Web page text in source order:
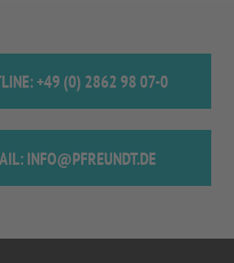
+49 (0) 2862 98 07-0
INFO@PFREUNDT.DE